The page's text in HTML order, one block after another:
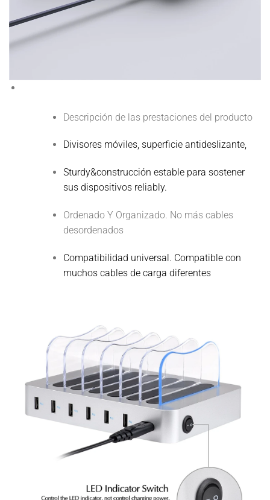
Descripción de las prestaciones del producto
Divisores móviles, superficie antideslizante,
Sturdy&construcción estable para sostener
sus dispositivos reliably.
Ordenado Y Organizado. No más cables
desordenados
Compatibilidad universal. Compatible con
muchos cables de carga diferentes